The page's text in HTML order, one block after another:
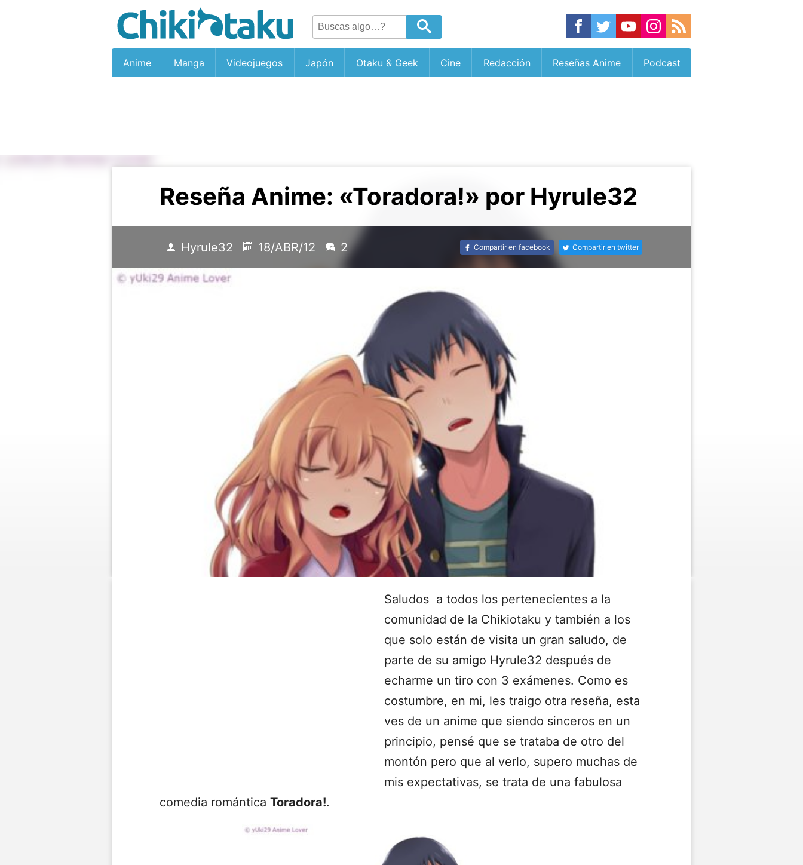
Anime Manga Videojuegos Japón Otaku & Geek Cine Redacción Reseñas Anime Podcast
Reseña Anime: «Toradora!» por Hyrule32
Hyrule32 18/ABR/12 2 Compartir en facebook Compartir en twitter
Saludos a todos los pertenecientes a la
comunidad de la Chikiotaku y también a los
que solo están de visita un gran saludo, de
parte de su amigo Hyrule32 después de
echarme un tiro con 3 exámenes. Como es
costumbre, en mi, les traigo otra reseña, esta
ves de un anime que siendo sinceros en un
principio, pensé que se trataba de otro del
montón pero que al verlo, supero muchas de
mis expectativas, se trata de una fabulosa
comedia romántica Toradora!.